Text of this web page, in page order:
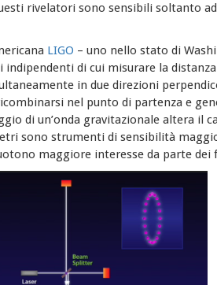
rivelatori sono sensibili soltanto
LIGO – uno nello stato di
di cui misurare la
in due direzioni
nel punto di partenza e
di un’onda gravitazionale altera il
sono strumenti di sensibilità
maggiore interesse da parte dei